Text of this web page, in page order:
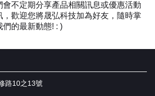
會不定期分享產品相關訊息或優惠活動
，歡迎您將晟弘科技加為好友，隨時掌
們的最新動態! : )
路10之13號